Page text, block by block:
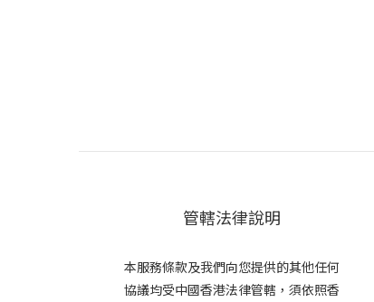
管轄法律說明
本服務條款及我們向您提供的其他任何
協議均受中國香港法律管轄，須依照香